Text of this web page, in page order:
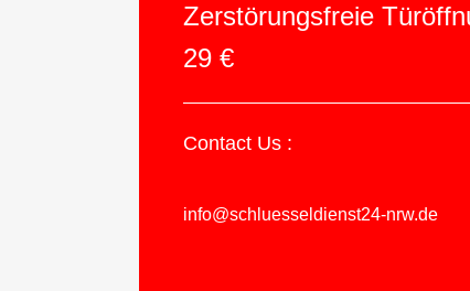
Zerstörungsfreie
29 €
Contact Us :
info@schluesseldienst24-nrw.de